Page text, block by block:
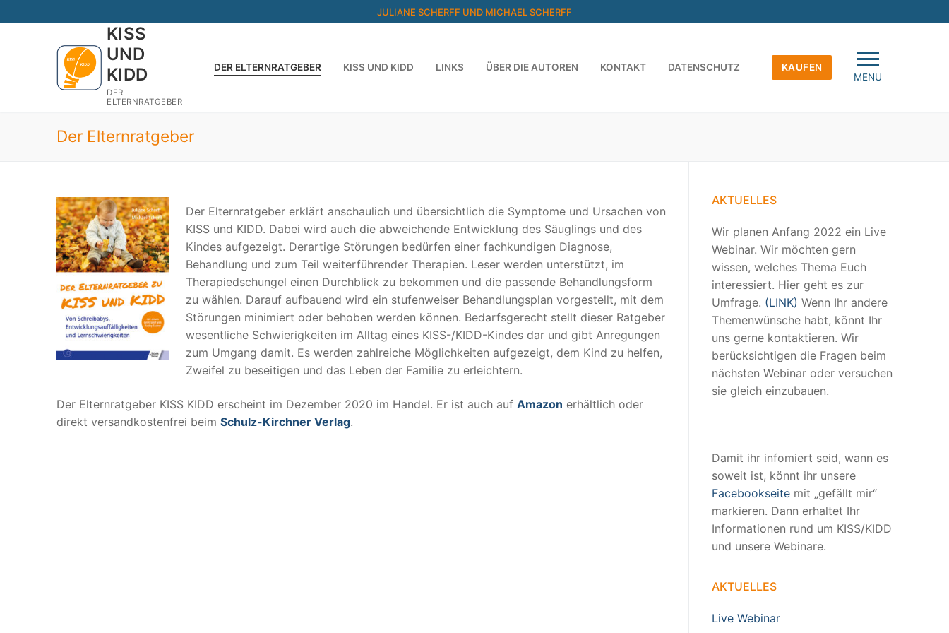
Inhalt
JULIANE SCHERFF UND MICHAEL SCHERFF
KISS
UND
KIDD
DER
ELTERNRATGEBER
DER ELTERNRATGEBER KISS UND KIDD LINKS ÜBER DIE AUTOREN KONTAKT DATENSCHUTZ
KAUFEN
MENU
Der Elternratgeber
Der Elternratgeber erklärt anschaulich und übersichtlich die Symptome und Ursachen von
KISS und KIDD. Dabei wird auch die abweichende Entwicklung des Säuglings und des
Kindes aufgezeigt. Derartige Störungen bedürfen einer fachkundigen Diagnose,
Behandlung und zum Teil weiterführender Therapien. Leser werden unterstützt, im
Therapiedschungel einen Durchblick zu bekommen und die passende Behandlungsform
zu wählen. Darauf aufbauend wird ein stufenweiser Behandlungsplan vorgestellt, mit dem
Störungen minimiert oder behoben werden können. Bedarfsgerecht stellt dieser Ratgeber
wesentliche Schwierigkeiten im Alltag eines KISS-/KIDD-Kindes dar und gibt Anregungen
zum Umgang damit. Es werden zahlreiche Möglichkeiten aufgezeigt, dem Kind zu helfen,
Zweifel zu beseitigen und das Leben der Familie zu erleichtern.
Der Elternratgeber KISS KIDD erscheint im Dezember 2020 im Handel. Er ist auch auf Amazon erhältlich oder
direkt versandkostenfrei beim Schulz-Kirchner Verlag.
AKTUELLES
Wir planen Anfang 2022 ein Live
Webinar. Wir möchten gern
wissen, welches Thema Euch
interessiert. Hier geht es zur
Umfrage. (LINK) Wenn Ihr andere
Themenwünsche habt, könnt Ihr
uns gerne kontaktieren. Wir
berücksichtigen die Fragen beim
nächsten Webinar oder versuchen
sie gleich einzubauen.
Damit ihr infomiert seid, wann es
soweit ist, könnt ihr unsere
Facebookseite mit „gefällt mir“
markieren. Dann erhaltet Ihr
Informationen rund um KISS/KIDD
und unsere Webinare.
AKTUELLES
Live Webinar